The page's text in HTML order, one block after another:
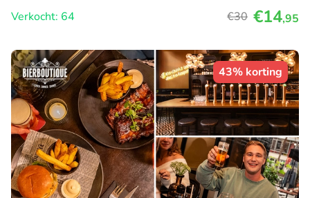
Verkocht: 64
€30 €14,95
43% korting